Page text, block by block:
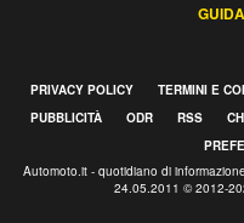
PRIVACY POLICY TERMINI E
PUBBLICITÀ
ODR RSS
Automoto.it - quotidiano di
24.05.2011 © 2012-